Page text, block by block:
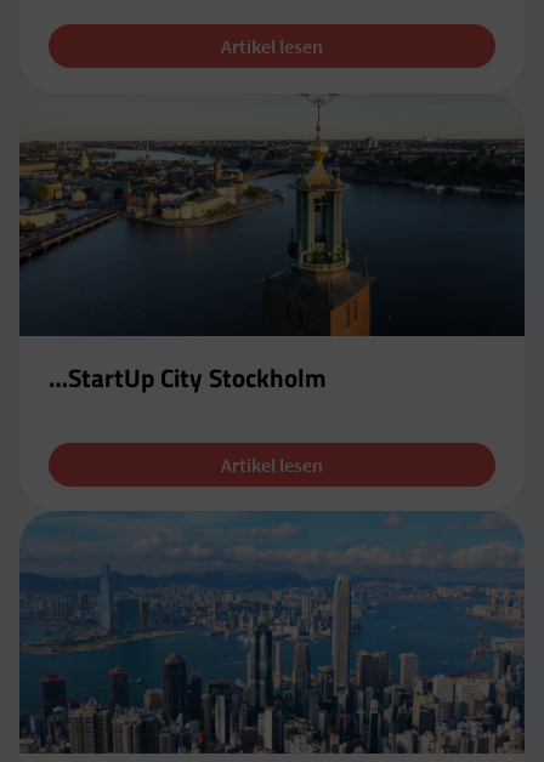
Artikel lesen
…StartUp City Stockholm
Artikel lesen